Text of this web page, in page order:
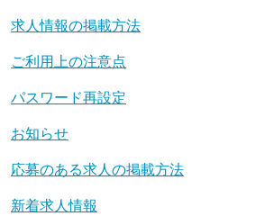
求人情報の掲載方法
ご利用上の注意点
パスワード再設定
お知らせ
応募のある求人の掲載方法
新着求人情報